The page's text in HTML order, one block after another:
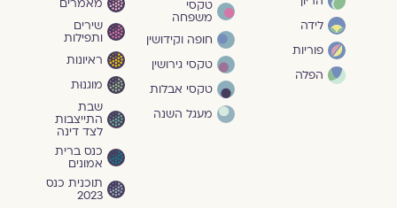
לידה
פוריות
הפלה
טקסי
משפחה
חופה וקידושין
טקסי גירושין
טקסי אבלות
מעגל השנה
מאמרים
שירים
ותפילות
ראיונות
מוגנוּת
שבת
התייצבות
לצד דינה
כנס ברית
אמונים
תוכנית כנס
2023